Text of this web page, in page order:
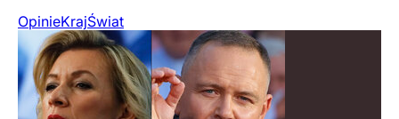
OpinieKrajŚwiat